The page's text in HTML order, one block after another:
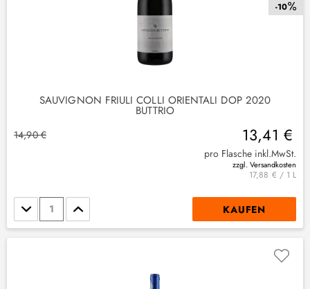
-10
SAUVIGNON FRIULI COLLI ORIENTALI DOP 2020
BUTTRIO
13,41 €
14,90 €
pro Flasche inkl.MwSt.
zzgl. Versandkosten
17,88 € / 1 L
Stückzahl KAUFEN